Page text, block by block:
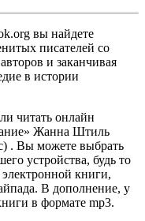
вы найдете
писателей со
и заканчивая
в истории
читать онлайн
Жанна Штиль
. Вы можете выбрать
устройства, будь то
книги,
В дополнение, у
в формате mp3.